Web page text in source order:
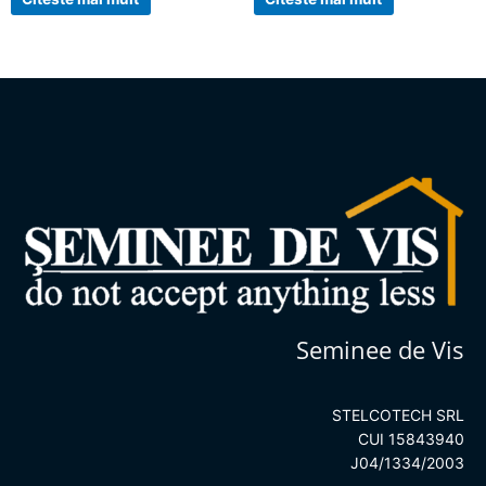
Seminee de Vis
STELCOTECH SRL
CUI 15843940
J04/1334/2003